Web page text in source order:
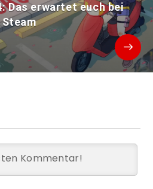
Das erwartet euch bei
Steam